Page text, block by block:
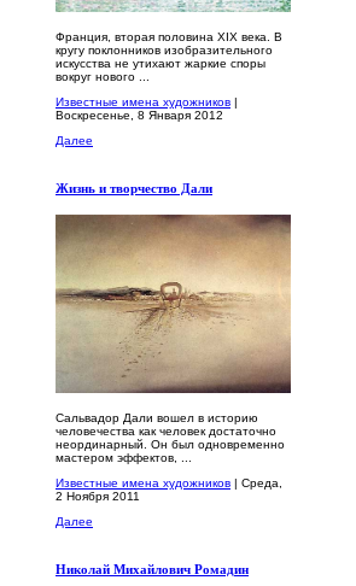
Франция, вторая половина XIX века. В
кругу поклонников изобразительного
искусства не утихают жаркие споры
вокруг нового ...
Известные имена художников |
Воскресенье, 8 Января 2012
Далее
Жизнь и творчество Дали
Сальвадор Дали вошел в историю
человечества как человек достаточно
неординарный. Он был одновременно
мастером эффектов, ...
Известные имена художников | Среда,
2 Ноября 2011
Далее
Николай Михайлович Ромадин